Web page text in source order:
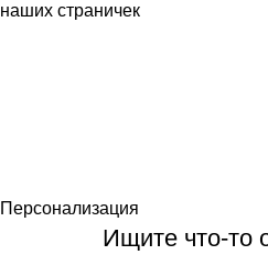
наших страничек
Персонализация
Ищите что-то